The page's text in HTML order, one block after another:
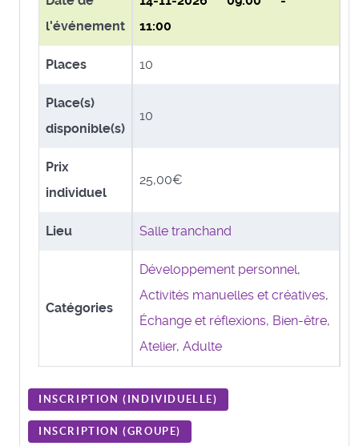
l'événement
11:00
Places 10
Place(s)
disponible(s)
10
Prix
individuel
25,00€
Lieu Salle tranchand
Catégories
Développement personnel,
Activités manuelles et créatives,
Échange et réflexions, Bien-être,
Atelier, Adulte
INSCRIPTION ( INDIVIDUELLE)
INSCRIPTION (GROUPE)